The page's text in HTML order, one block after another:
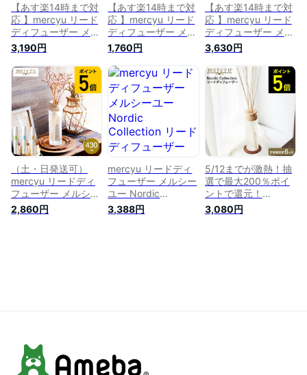
【あす楽14時まで対
応 】mercyu リード
ディフューザー メル
シーユー Antique
Collection 430ml
MRU-206 送料無料 /
6ヶ月 スティック ア
ロマディフューザー
フレグランス ルーム
フレグランス 芳香
香り シンプル おし
ゃれ 誕生日プレゼン
ト 女性 プレゼント
3,190円
【あす楽14時まで対
応 】mercyu リード
ディフューザー メル
シーユー Nordic
Collection MRU-91 /
1ヶ月 スティック ア
ロマディフューザー
フレグランス ルーム
フレグランス 玄関
リビング 多肉植物
芳香 おしゃれ 誕生
日プレゼント 女性
プレゼント
1,760円
【あす楽14時まで対
応 】mercyu リード
ディフューザー メル
シーユー VINTAGE
Collection MRU-51
送料無料 / 5ヶ月 ス
ティック アロマディ
フューザー フレグラ
ンス ルームフレグラ
ンス 芳香 香り シン
プル おしゃれ 女性
JGS
3,630円
（土・日発送可）
mercyu リードディ
フューザー メルシー
ユー Nordic
Collection Desire
2,860円
mercyu リードディ
フューザー メルシー
ユー Nordic
Collection リードデ
ィフューザー MRU-
3,388円
5/12までが激熱！抽
選で最大200％ポイ
ントで還元！
mercyu メルシーユ
ー リードディフュー
3,080円